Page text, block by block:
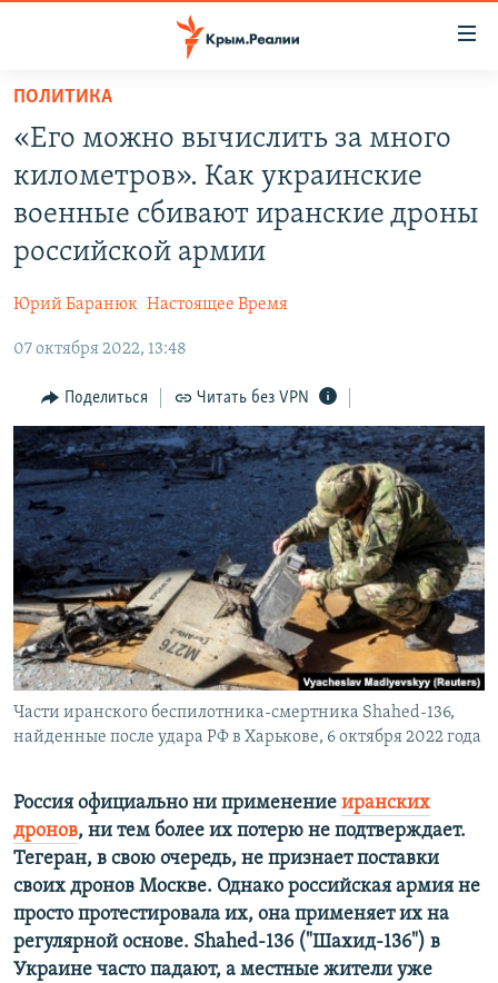
Вернуться
основному
содержанию
главной
Вернутся
КАРТА ВОЕННЫХ ОБЪЕКТОВ КРЫМА
ИСТОРИЯ
ИНТЕРАКТИВ
ИНФОГРАФИКА
ТЕЛЕПРОЕКТ КРЫМ.РЕАЛИИ
СОВЕТЫ ПРАВОЗАЩИТНИКОВ
ПРОПАВШИЕ БЕЗ ВЕСТИ
ПОБЕДИТЕЛЕЙ НЕ СУДЯТ?
КРЫМ.НЕПОКОРЕННЫЙ
ELIFBE
УКРАИНСКАЯ ПРОБЛЕМА КРЫМА
РАДІО СВОБОДА
КАК ОБОЙТИ БЛОКИРОВКУ
Qırımtatar
ПРИСОЕДИНЯЙТЕСЬ!
Все сайты RFE/RL
ПОЛИТИКА
«Его можно вычислить за много
километров». Как украинские
военные сбивают иранские дроны
российской армии
Юрий Баранюк Настоящее Время
07 октября 2022, 13:48
Поделиться Читать без VPN
Части иранского беспилотника-смертника Shahed-136,
найденные после удара РФ в Харькове, 6 октября 2022 года
Россия официально ни применение иранских
дронов, ни тем более их потерю не подтверждает.
Тегеран, в свою очередь, не признает поставки
своих дронов Москве. Однако российская армия не
просто протестировала их, она применяет их на
регулярной основе. Shahed-136 ("Шахид-136") в
Украине часто падают, а местные жители уже